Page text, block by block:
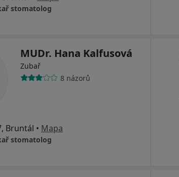
stomatolog
MUDr. Hana Kalfusová
Zubař
8 názorů
Bruntál • Mapa
stomatolog